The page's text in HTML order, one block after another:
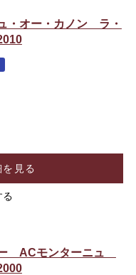
・オー・カノン ラ・
を見る
る
ACモンターニュ